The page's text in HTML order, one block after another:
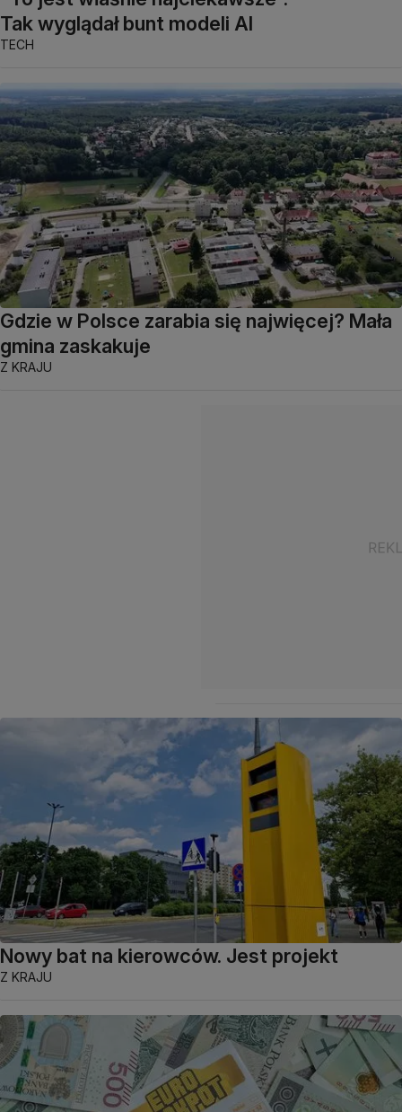
Tak wyglądał bunt modeli AI
TECH
Gdzie w Polsce zarabia się najwięcej? Mała
gmina zaskakuje
Z KRAJU
Nowy bat na kierowców. Jest projekt
Z KRAJU